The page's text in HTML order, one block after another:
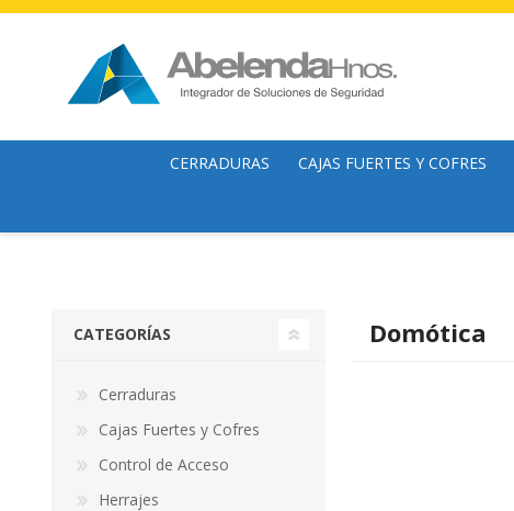
CERRADURAS
Cerraduras mecánicas
CAJAS FUERTES Y COFRES
Cofres
Domótica
CATEGORÍAS
Cerraduras
Cajas Fuertes y Cofres
Control de Acceso
Herrajes